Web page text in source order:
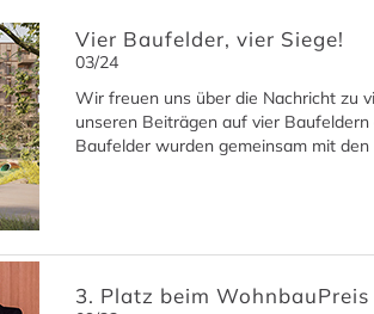
Vier Baufelder, vier Siege!
03/24
Wir freuen uns über die Nachricht zu
unseren Beiträgen auf vier
Baufelder wurden gemeinsam mit
3. Platz beim